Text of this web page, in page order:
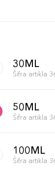
30ML
Šifra artikla
50ML
Šifra artikla
100ML
Šifra artikla